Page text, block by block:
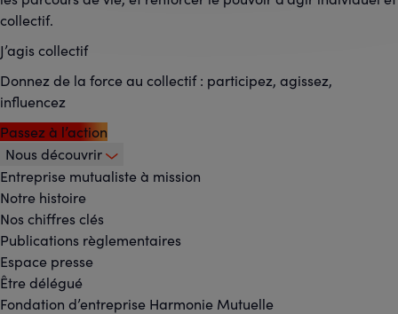
collectif.
J’agis collectif
Donnez de la force au collectif : participez, agissez,
influencez
Passez à l’action
Footer
-
Menu
principal
Nous découvrir
Entreprise mutualiste à mission
Notre histoire
Nos chiffres clés
Publications règlementaires
Espace presse
Être délégué
Fondation d’entreprise Harmonie Mutuelle